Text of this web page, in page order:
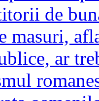
de
masuri,
ar